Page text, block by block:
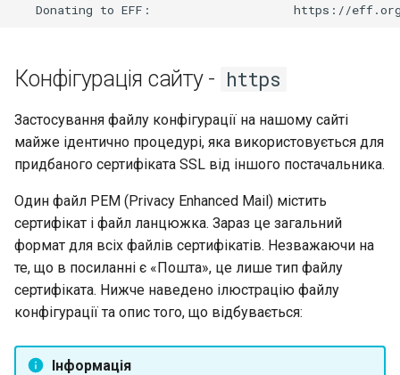
Donating to EFF:
Конфігурація сайту - https
Застосування файлу конфігурації на нашому сайті
майже ідентично процедурі, яка використовується для
придбаного сертифіката SSL від іншого постачальника.
Один файл PEM (Privacy Enhanced Mail) містить
сертифікат і файл ланцюжка. Зараз це загальний
формат для всіх файлів сертифікатів. Незважаючи на
те, що в посиланні є «Пошта», це лише тип файлу
сертифіката. Нижче наведено ілюстрацію файлу
конфігурації та опис того, що відбувається:
Інформація